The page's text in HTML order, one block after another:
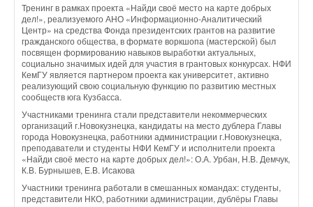
Тренинг в рамках проекта «Найди своё место на карте добрых
дел!», реализуемого АНО «Информационно-Аналитический
Центр» на средства Фонда президентских грантов на развитие
гражданского общества, в формате воркшопа (мастерской) был
посвящен формированию навыков выработки актуальных,
социально значимых идей для участия в грантовых конкурсах. НФИ
КемГУ является партнером проекта как университет, активно
реализующий свою социальную функцию по развитию местных
сообществ юга Кузбасса.
Участниками тренинга стали представители некоммерческих
организаций г.Новокузнецка, кандидаты на место дублера Главы
города Новокузнецка, работники администрации г.Новокузнецка,
преподаватели и студенты НФИ КемГУ и исполнители проекта
«Найди своё место на карте добрых дел!»: О.А. Урбан, Н.В. Демчук,
К.В. Бурнышев, Е.В. Исакова
Участники тренинга работали в смешанных командах: студенты,
представители НКО, работники администрации, дублёры Главы